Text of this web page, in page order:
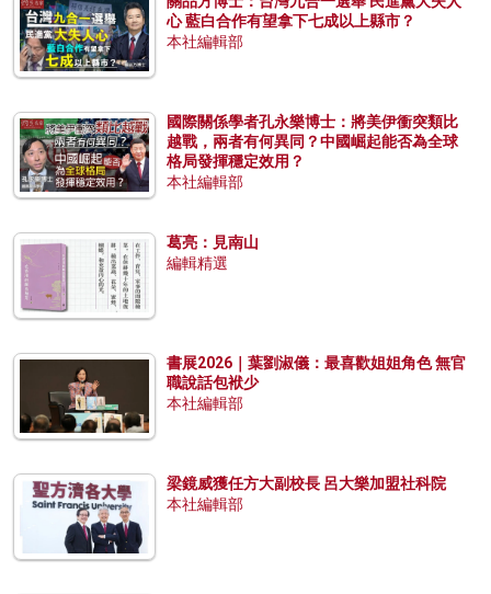
心 藍白合作有望拿下七成以上縣市？
本社編輯部
國際關係學者孔永樂博士：將美伊衝突類比
越戰，兩者有何異同？中國崛起能否為全球
格局發揮穩定效用？
本社編輯部
葛亮：見南山
編輯精選
書展2026｜葉劉淑儀：最喜歡姐姐角色 無官
職說話包袱少
本社編輯部
梁鏡威獲任方大副校長 呂大樂加盟社科院
本社編輯部